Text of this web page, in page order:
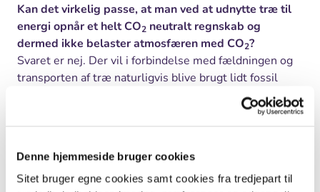
Denne hjemmeside bruger cookies
Sitet bruger egne cookies samt cookies fra tredjepart til
Kan det virkelig passe, at man ved at udnytte træ til
energi opnår et helt CO2 neutralt regnskab og
dermed ikke belaster atmosfæren med CO2?
Svaret er nej. Der vil i forbindelse med fældningen og
transporten af træ naturligvis blive brugt lidt fossil
-udslippet ved
træproduktion er minimalt sammenlignet med at
Resttræ kan anvendes til energiproduktion
Skovens folk tynder engang imellem ud blandt skovens